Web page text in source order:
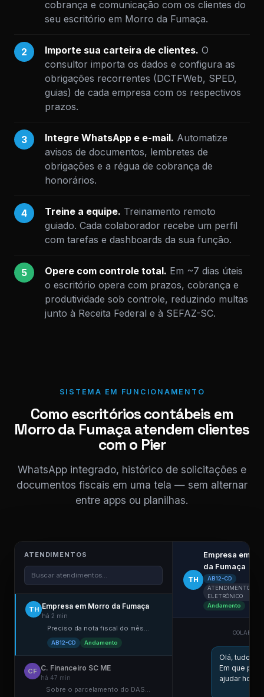
cobrança e comunicação com os clientes do
seu escritório em Morro da Fumaça.
2 Importe sua carteira de clientes. O
consultor importa os dados e configura as
obrigações recorrentes (DCTFWeb, SPED,
guias) de cada empresa com os respectivos
prazos.
3 Integre WhatsApp e e-mail. Automatize
avisos de documentos, lembretes de
obrigações e a régua de cobrança de
honorários.
4 Treine a equipe. Treinamento remoto
guiado. Cada colaborador recebe um perfil
com tarefas e dashboards da sua função.
5 Opere com controle total. Em ~7 dias úteis
o escritório opera com prazos, cobrança e
produtividade sob controle, reduzindo multas
junto à Receita Federal e à SEFAZ-SC.
SISTEMA EM FUNCIONAMENTO
Como escritórios contábeis em
Morro da Fumaça atendem clientes
com o Pier
WhatsApp integrado, histórico de solicitações e
documentos fiscais em uma tela — sem alternar
entre apps ou planilhas.
ATENDIMENTOS
Buscar atendimentos...
TH Empresa em Morro da Fumaça
há 2 min
Preciso da nota fiscal do mês...
AB12-CD Andamento
CF C. Financeiro SC ME
há 47 min
Sobre o parcelamento do DAS...
TH
Empresa em
da Fumaça
AB12-CD
ATENDIMENTO
ELETRÔNICO
Andamento
Olá, tudo
Em que
ajudar hoje?